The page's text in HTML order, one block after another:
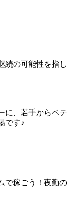
続の可能性を指し
に、若手からベテ
です♪
で稼ごう！夜勤の